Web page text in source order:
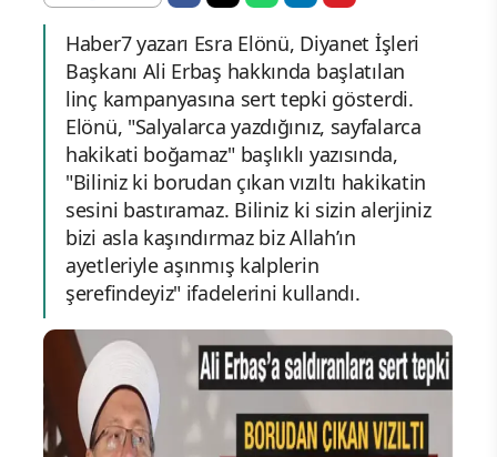
Haber7 yazarı Esra Elönü, Diyanet İşleri
Başkanı Ali Erbaş hakkında başlatılan
linç kampanyasına sert tepki gösterdi.
Elönü, "Salyalarca yazdığınız, sayfalarca
hakikati boğamaz" başlıklı yazısında,
"Biliniz ki borudan çıkan vızıltı hakikatin
sesini bastıramaz. Biliniz ki sizin alerjiniz
bizi asla kaşındırmaz biz Allah’ın
ayetleriyle aşınmış kalplerin
şerefindeyiz" ifadelerini kullandı.